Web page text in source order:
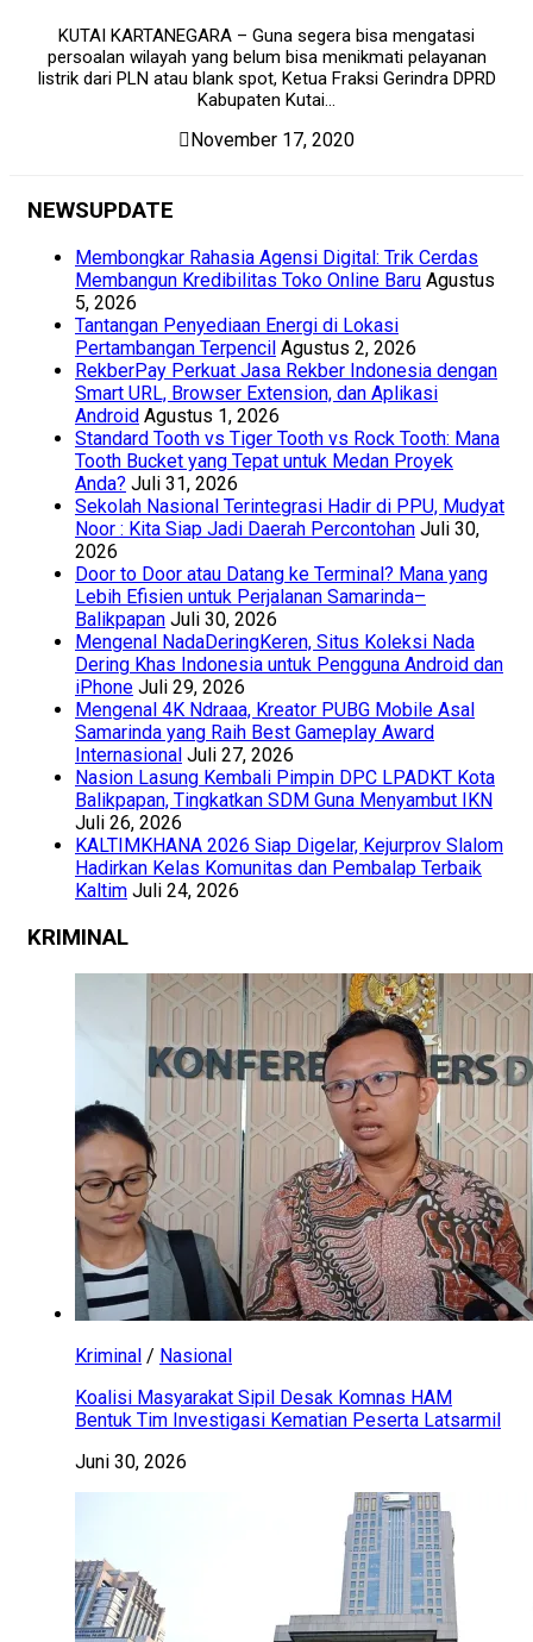
KUTAI KARTANEGARA – Guna segera bisa mengatasi
persoalan wilayah yang belum bisa menikmati pelayanan
listrik dari PLN atau blank spot, Ketua Fraksi Gerindra DPRD
Kabupaten Kutai...
November 17, 2020
NEWSUPDATE
Membongkar Rahasia Agensi Digital: Trik Cerdas
Membangun Kredibilitas Toko Online Baru Agustus
5, 2026
Tantangan Penyediaan Energi di Lokasi
Pertambangan Terpencil Agustus 2, 2026
RekberPay Perkuat Jasa Rekber Indonesia dengan
Smart URL, Browser Extension, dan Aplikasi
Android Agustus 1, 2026
Standard Tooth vs Tiger Tooth vs Rock Tooth: Mana
Tooth Bucket yang Tepat untuk Medan Proyek
Anda? Juli 31, 2026
Sekolah Nasional Terintegrasi Hadir di PPU, Mudyat
Noor : Kita Siap Jadi Daerah Percontohan Juli 30,
2026
Door to Door atau Datang ke Terminal? Mana yang
Lebih Efisien untuk Perjalanan Samarinda–
Balikpapan Juli 30, 2026
Mengenal NadaDeringKeren, Situs Koleksi Nada
Dering Khas Indonesia untuk Pengguna Android dan
iPhone Juli 29, 2026
Mengenal 4K Ndraaa, Kreator PUBG Mobile Asal
Samarinda yang Raih Best Gameplay Award
Internasional Juli 27, 2026
Nasion Lasung Kembali Pimpin DPC LPADKT Kota
Balikpapan, Tingkatkan SDM Guna Menyambut IKN
Juli 26, 2026
KALTIMKHANA 2026 Siap Digelar, Kejurprov Slalom
Hadirkan Kelas Komunitas dan Pembalap Terbaik
Kaltim Juli 24, 2026
KRIMINAL
Kriminal / Nasional
Koalisi Masyarakat Sipil Desak Komnas HAM
Bentuk Tim Investigasi Kematian Peserta Latsarmil
Juni 30, 2026